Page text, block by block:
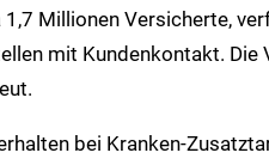
Millionen Versicherte,
mit Kundenkontakt.
bei Kranken-